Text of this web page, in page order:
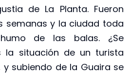
de La Planta. Fueron
semanas y la ciudad toda
de las balas. ¿Se
la situación de un turista
y subiendo de la Guaira se